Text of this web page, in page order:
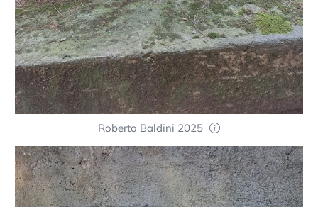
Roberto Baldini 2025